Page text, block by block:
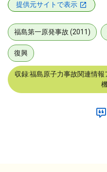
提供元サイトで表示
福島第一原発事故 (2011)
復興
収録:福島原子力事故関連情